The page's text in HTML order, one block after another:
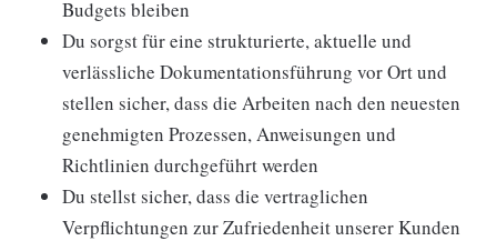
Budgets bleiben
Du sorgst für eine strukturierte, aktuelle und
verlässliche Dokumentationsführung vor Ort und
stellen sicher, dass die Arbeiten nach den neuesten
genehmigten Prozessen, Anweisungen und
Richtlinien durchgeführt werden
Du stellst sicher, dass die vertraglichen
Verpflichtungen zur Zufriedenheit unserer Kunden